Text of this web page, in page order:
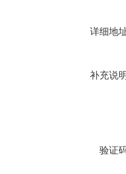
详细地
补充说
验证